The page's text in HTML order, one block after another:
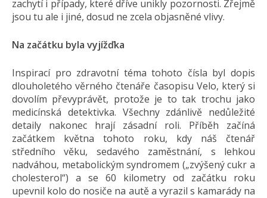
zachytí i případy, které dříve unikly pozornosti. Zřejmě
jsou tu ale i jiné, dosud ne zcela objasněné vlivy.
Na začátku byla vyjížďka
Inspirací pro zdravotní téma tohoto čísla byl dopis
dlouholetého věrného čtenáře časopisu Velo, který si
dovolím převyprávět, protože je to tak trochu jako
medicínská detektivka. Všechny zdánlivě nedůležité
detaily nakonec hrají zásadní roli. Příběh začíná
začátkem května tohoto roku, kdy náš čtenář
středního věku, sedavého zaměstnání, s lehkou
nadváhou, metabolickým syndromem („zvýšený cukr a
cholesterol“) a se 60 kilometry od začátku roku
upevnil kolo do nosiče na autě a vyrazil s kamarády na